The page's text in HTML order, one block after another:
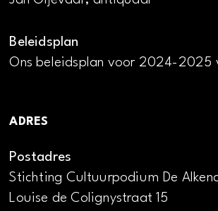
Beleidsplan
Ons beleidsplan voor 2024-
ADRES
Postadres
Stichting Cultuurpodium De
Louise de Colignystraat 15